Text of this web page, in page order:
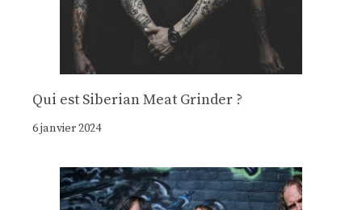
Qui est Siberian Meat Grinder ?
6 janvier 2024